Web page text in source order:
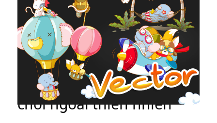
File vector hoạt hình vui
chơi ngoài thiên nhiên